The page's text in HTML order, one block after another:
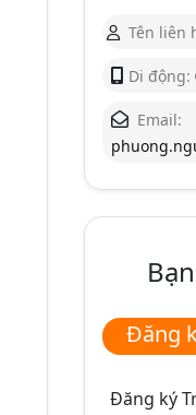
Tên liên
Di động:
Email:
Đăng
Đăng ký